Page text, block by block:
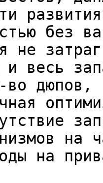
без
не
и весь
во дюпов,
на
на